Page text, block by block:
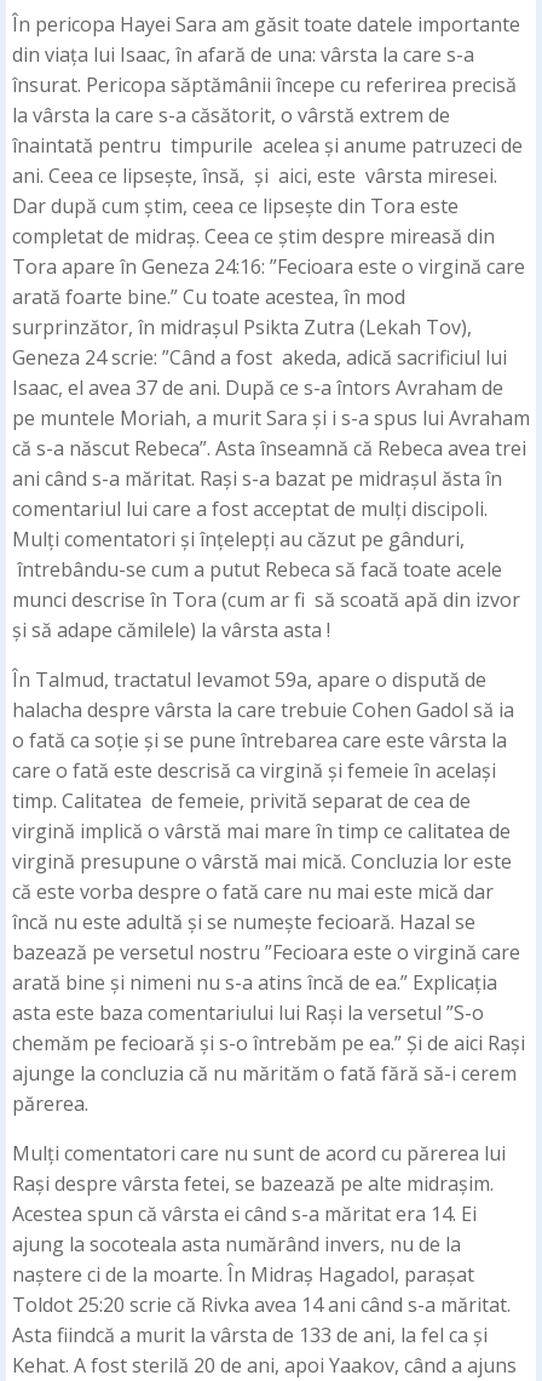
În pericopa Hayei Sara am găsit toate datele importante
din viața lui Isaac, în afară de una: vârsta la care s-a
însurat. Pericopa săptămânii începe cu referirea precisă
la vârsta la care s-a căsătorit, o vârstă extrem de
înaintată pentru timpurile acelea și anume patruzeci de
ani. Ceea ce lipsește, însă, și aici, este vârsta miresei.
Dar după cum știm, ceea ce lipsește din Tora este
completat de midraș. Ceea ce știm despre mireasă din
Tora apare în Geneza 24:16: ”Fecioara este o virgină care
arată foarte bine.” Cu toate acestea, în mod
surprinzător, în midrașul Psikta Zutra (Lekah Tov),
Geneza 24 scrie: ”Când a fost akeda, adică sacrificiul lui
Isaac, el avea 37 de ani. După ce s-a întors Avraham de
pe muntele Moriah, a murit Sara și i s-a spus lui Avraham
că s-a născut Rebeca”. Asta înseamnă că Rebeca avea trei
ani când s-a măritat. Rași s-a bazat pe midrașul ăsta în
comentariul lui care a fost acceptat de mulți discipoli.
Mulți comentatori și înțelepți au căzut pe gânduri,
întrebându-se cum a putut Rebeca să facă toate acele
munci descrise în Tora (cum ar fi să scoată apă din izvor
și să adape cămilele) la vârsta asta !
În Talmud, tractatul Ievamot 59a, apare o dispută de
halacha despre vârsta la care trebuie Cohen Gadol să ia
o fată ca soție și se pune întrebarea care este vârsta la
care o fată este descrisă ca virgină și femeie în același
timp. Calitatea de femeie, privită separat de cea de
virgină implică o vârstă mai mare în timp ce calitatea de
virgină presupune o vârstă mai mică. Concluzia lor este
că este vorba despre o fată care nu mai este mică dar
încă nu este adultă și se numește fecioară. Hazal se
bazează pe versetul nostru ”Fecioara este o virgină care
arată bine și nimeni nu s-a atins încă de ea.” Explicația
asta este baza comentariului lui Rași la versetul ”S-o
chemăm pe fecioară și s-o întrebăm pe ea.” Și de aici Rași
ajunge la concluzia că nu mărităm o fată fără să-i cerem
părerea.
Mulți comentatori care nu sunt de acord cu părerea lui
Rași despre vârsta fetei, se bazează pe alte midrașim.
Acestea spun că vârsta ei când s-a măritat era 14. Ei
ajung la socoteala asta numărând invers, nu de la
naștere ci de la moarte. În Midraș Hagadol, parașat
Toldot 25:20 scrie că Rivka avea 14 ani când s-a măritat.
Asta fiindcă a murit la vârsta de 133 de ani, la fel ca și
Kehat. A fost sterilă 20 de ani, apoi Yaakov, când a ajuns